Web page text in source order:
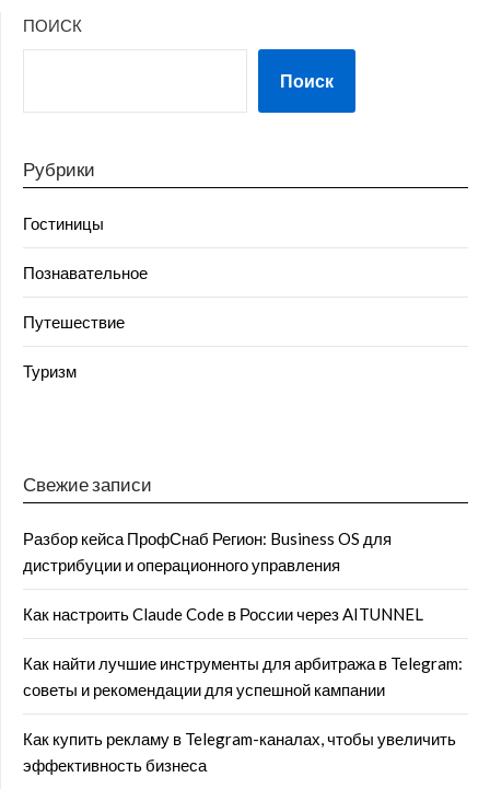
ПОИСК
Поиск
Рубрики
Гостиницы
Познавательное
Путешествие
Туризм
Свежие записи
Разбор кейса ПрофСнаб Регион: Business OS для
дистрибуции и операционного управления
Как настроить Claude Code в России через AITUNNEL
Как найти лучшие инструменты для арбитража в Telegram:
советы и рекомендации для успешной кампании
Как купить рекламу в Telegram-каналах, чтобы увеличить
эффективность бизнеса